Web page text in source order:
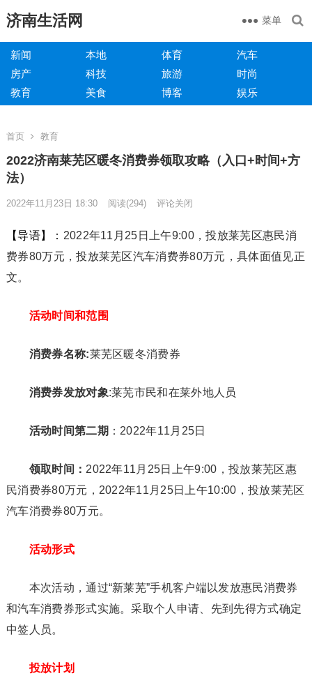
济南生活网 菜单
新闻 本地 体育
汽车
房产
科技 旅游
时尚
教育
美食 博客 娱乐
首页 教育
2022济南莱芜区暖冬消费券领取攻略（入口+时间+方
法）
2022年11月23日 18:30 阅读(294) 评论关闭
【导语】： 2022年11月25日上午9:00，投放莱芜区惠民消
费券80万元，投放莱芜区汽车消费券80万元，具体面值见正
文。
活动时间和范围
消费券名称:莱芜区暖冬消费券
消费券发放对象:莱芜市民和在莱外地人员
活动时间第二期 ：2022年11月25日
领取时间： 2022年11月25日上午9:00，投放莱芜区惠
民消费券80万元，2022年11月25日上午10:00，投放莱芜区
汽车消费券80万元。
活动形式
本次活动，通过“新莱芜”手机客户端以发放惠民消费券
和汽车消费券形式实施。采取个人申请、先到先得方式确定
中签人员。
投放计划